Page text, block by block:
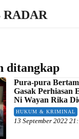
RADAR
ditangkap
Pura-pura
Gasak Perhiasan
Ni Wayan Rika
HUKUM & KRIMINAL
13 September 2022